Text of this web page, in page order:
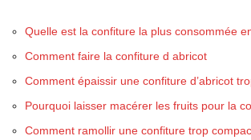
Quelle est la confiture la plus consommée
Comment faire la confiture d abricot
Comment épaissir une confiture d’abricot
Pourquoi laisser macérer les fruits pour la
Comment ramollir une confiture trop